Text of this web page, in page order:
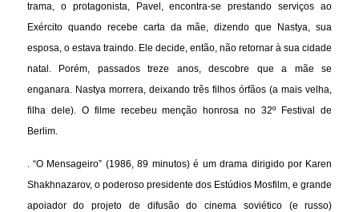
trama, o protagonista, Pavel, encontra-se prestando serviços ao
Exército quando recebe carta da mãe, dizendo que Nastya, sua
esposa, o estava traindo. Ele decide, então, não retornar à sua cidade
natal. Porém, passados treze anos, descobre que a mãe se
enganara. Nastya morrera, deixando três filhos órfãos (a mais velha,
filha dele). O filme recebeu menção honrosa no 32º Festival de
Berlim.
. “O Mensageiro” (1986, 89 minutos) é um drama dirigido por Karen
Shakhnazarov, o poderoso presidente dos Estúdios Mosfilm, e grande
apoiador do projeto de difusão do cinema soviético (e russo)